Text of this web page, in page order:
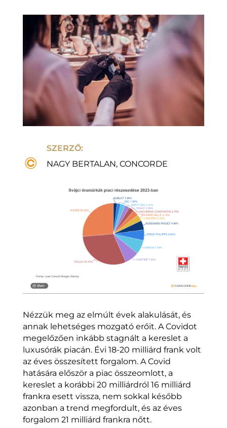
SZERZŐ:
NAGY BERTALAN, CONCORDE
Nézzük meg az elmúlt évek alakulását, és
annak lehetséges mozgató erőit. A Covidot
megelőzően inkább stagnált a kereslet a
luxusórák piacán. Évi 18-20 milliárd frank volt
az éves összesített forgalom. A Covid
hatására először a piac összeomlott, a
kereslet a korábbi 20 milliárdról 16 milliárd
frankra esett vissza, nem sokkal később
azonban a trend megfordult, és az éves
forgalom 21 milliárd frankra nőtt.